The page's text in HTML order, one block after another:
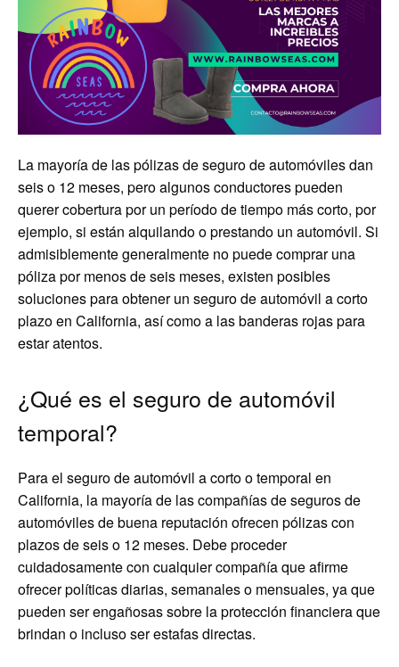
La mayoría de las pólizas de seguro de automóviles dan
seis o 12 meses, pero algunos conductores pueden
querer cobertura por un período de tiempo más corto, por
ejemplo, si están alquilando o prestando un automóvil. Si
admisiblemente generalmente no puede comprar una
póliza por menos de seis meses, existen posibles
soluciones para obtener un seguro de automóvil a corto
plazo en California, así como a las banderas rojas para
estar atentos.
¿Qué es el seguro de automóvil
temporal?
Para el seguro de automóvil a corto o temporal en
California, la mayoría de las compañías de seguros de
automóviles de buena reputación ofrecen pólizas con
plazos de seis o 12 meses. Debe proceder
cuidadosamente con cualquier compañía que afirme
ofrecer políticas diarias, semanales o mensuales, ya que
pueden ser engañosas sobre la protección financiera que
brindan o incluso ser estafas directas.